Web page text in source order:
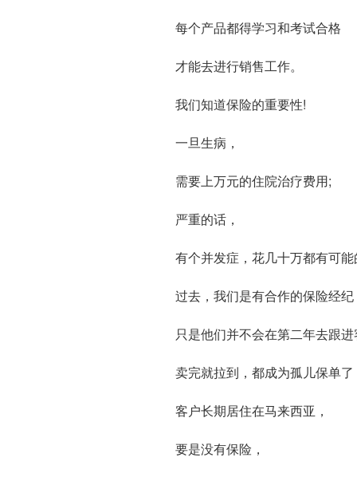
每个产品都得学习和考试合格
才能去进行销售工作。
我们知道保险的重要性!
一旦生病，
需要上万元的住院治疗费用;
严重的话，
有个并发症，花几十万都有可能
过去，我们是有合作的保险经纪
只是他们并不会在第二年去跟进
卖完就拉到，都成为孤儿保单
客户长期居住在马来西亚，
要是没有保险，